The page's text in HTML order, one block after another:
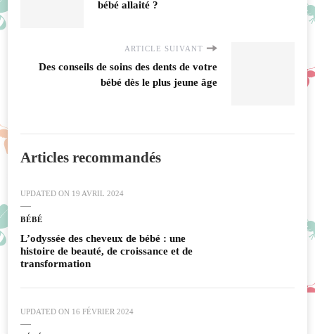
bébé allaité ?
ARTICLE SUIVANT
Des conseils de soins des dents de votre
bébé dès le plus jeune âge
Articles recommandés
UPDATED ON 19 AVRIL 2024
BÉBÉ
L’odyssée des cheveux de bébé : une
histoire de beauté, de croissance et de
transformation
UPDATED ON 16 FÉVRIER 2024